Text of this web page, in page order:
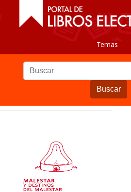
Temas
Buscar